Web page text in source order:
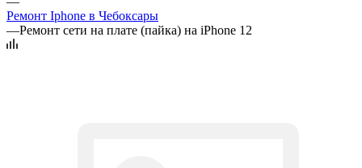
Ремонт Iphone в Чебоксары
—Ремонт сети на плате (пайка) на iPhone 12